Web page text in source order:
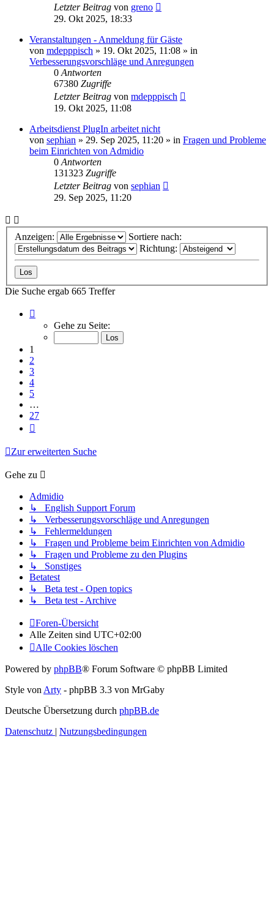
Letzter Beitrag von greno
29. Okt 2025, 18:33
Veranstaltungen - Anmeldung für Gäste
von mdepppisch » 19. Okt 2025, 11:08 » in
Verbesserungsvorschläge und Anregungen
0 Antworten
67380 Zugriffe
Letzter Beitrag von mdepppisch
19. Okt 2025, 11:08
Arbeitsdienst PlugIn arbeitet nicht
von sephian » 29. Sep 2025, 11:20 » in Fragen und Probleme
beim Einrichten von Admidio
0 Antworten
131323 Zugriffe
Letzter Beitrag von sephian
29. Sep 2025, 11:20
Anzeigen:
Sortiere nach:
Richtung:
Die Suche ergab 665 Treffer
von
Gehe zu Seite:
1
2
3
4
5
…
27
Zur erweiterten Suche
Gehe zu
Admidio
↳ English Support Forum
↳ Verbesserungsvorschläge und Anregungen
↳ Fehlermeldungen
↳ Fragen und Probleme beim Einrichten von Admidio
↳ Fragen und Probleme zu den Plugins
↳ Sonstiges
Betatest
↳ Beta test - Open topics
↳ Beta test - Archive
Foren-Übersicht
Alle Zeiten sind UTC+02:00
Alle Cookies löschen
Powered by phpBB® Forum Software © phpBB Limited
Style von Arty - phpBB 3.3 von MrGaby
Deutsche Übersetzung durch phpBB.de
Datenschutz | Nutzungsbedingungen